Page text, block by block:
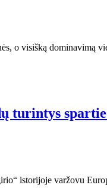
o visišką dominavimą
turintys
istorijoje varžovu